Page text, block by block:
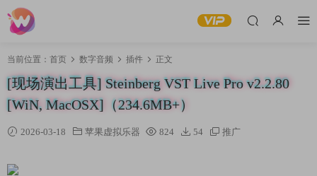
当前位置： 首页 数字音频 插件 正文
[现场演出工具] Steinberg VST Live Pro v2.2.80
[WiN, MacOSX]（234.6MB+）
2026-03-18 苹果虚拟乐器 824 54 推广